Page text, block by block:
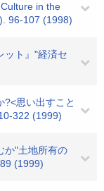
in the
96-107 (1998)
ット』"経済セ
?<思い出すこと
322 (1999)
か"土地所有の
(1999)